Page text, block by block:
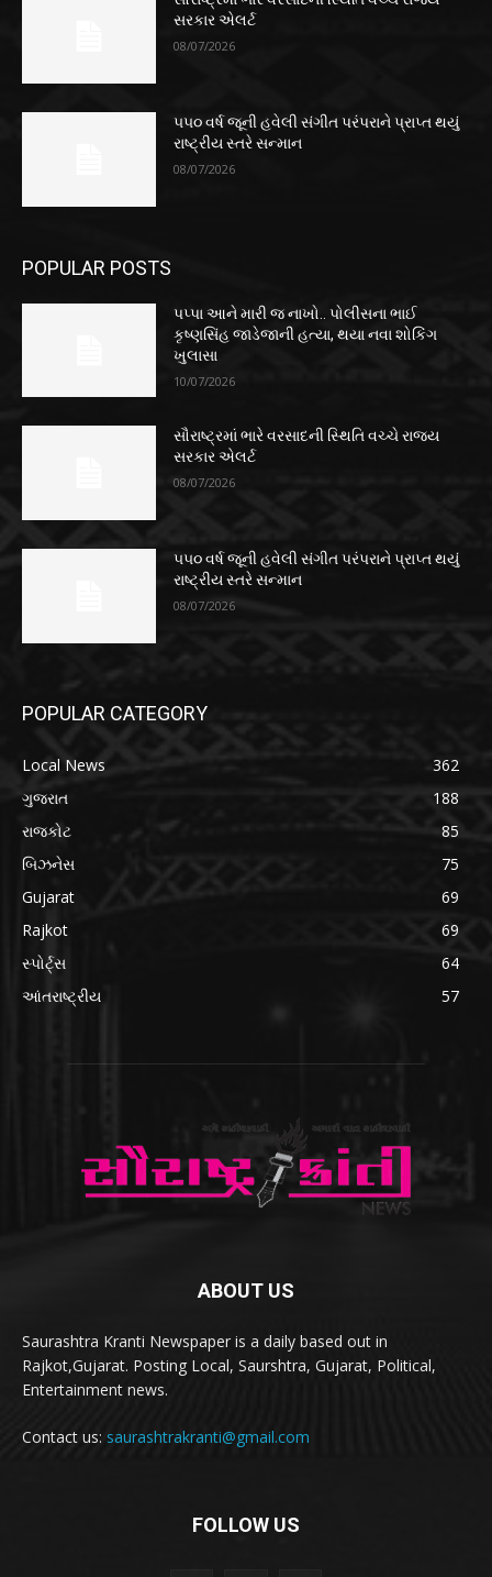
સરકાર એલર્ટ
08/07/2026
૫૫૦ વર્ષ જૂની હવેલી સંગીત પરંપરાને પ્રાપ્ત થયું
રાષ્ટ્રીય સ્તરે સન્માન
08/07/2026
POPULAR POSTS
પપ્પા આને મારી જ નાખો.. પોલીસના ભાઈ
કૃષ્ણસિંહ જાડેજાની હત્યા, થયા નવા શોકિંગ
ખુલાસા
10/07/2026
સૌરાષ્ટ્રમાં ભારે વરસાદની સ્થિતિ વચ્ચે રાજ્ય
સરકાર એલર્ટ
08/07/2026
૫૫૦ વર્ષ જૂની હવેલી સંગીત પરંપરાને પ્રાપ્ત થયું
રાષ્ટ્રીય સ્તરે સન્માન
08/07/2026
POPULAR CATEGORY
Local News
362
ગુજરાત
188
રાજકોટ
85
બિઝનેસ
75
Gujarat
69
Rajkot
69
સ્પોર્ટ્સ
64
આંતરાષ્ટ્રીય
57
ABOUT US
Saurashtra Kranti Newspaper is a daily based out in
Rajkot,Gujarat. Posting Local, Saurshtra, Gujarat, Political,
Entertainment news.
Contact us: saurashtrakranti@gmail.com
FOLLOW US